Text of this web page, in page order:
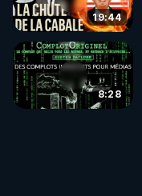
19:44
8:28